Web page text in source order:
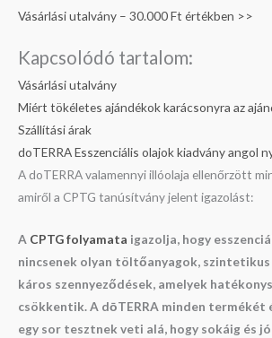
Vásárlási utalvány – 30.000 Ft értékben >>
Kapcsolódó tartalom:
Vásárlási utalvány
Miért tökéletes ajándékok karácsonyra az
Szállítási árak
doTERRA Esszenciális olajok kiadvány angol
A doTERRA valamennyi illóolaja ellenőrzött
amiről a CPTG tanúsítvány jelent igazolást:
A CPTG folyamata igazolja, hogy
nincsenek olyan töltőanyagok,
káros szennyeződések, amelyek
csökkentik. A dōTERRA minden termékét
egy sor tesztnek veti alá, hogy sokáig és